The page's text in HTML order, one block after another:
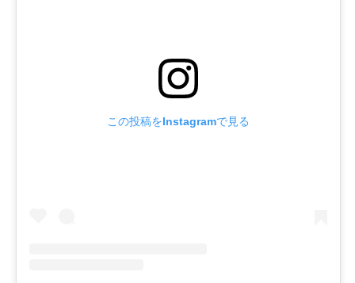
この投稿をInstagramで見る